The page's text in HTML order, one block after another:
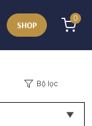
SHOP
0
Bộ lọc